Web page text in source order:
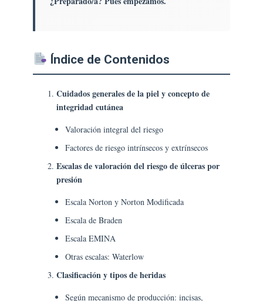
Índice de Contenidos
Cuidados generales de la piel y concepto de
integridad cutánea
Valoración integral del riesgo
Factores de riesgo intrínsecos y extrínsecos
Escalas de valoración del riesgo de úlceras por
presión
Escala Norton y Norton Modificada
Escala de Braden
Escala EMINA
Otras escalas: Waterlow
Clasificación y tipos de heridas
Según mecanismo de producción: incisas,